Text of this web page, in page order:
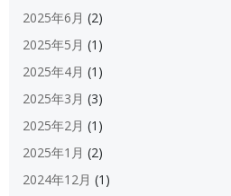
2025年6月 (2)
2025年5月 (1)
2025年4月 (1)
2025年3月 (3)
2025年2月 (1)
2025年1月 (2)
2024年12月 (1)